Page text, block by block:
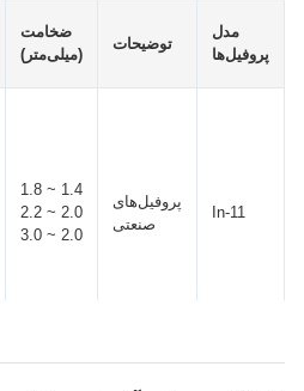
مدل
پروفیل‌ها
توضیحات
ضخامت
(میلی‌متر)
In-11
پروفیل‌های
صنعتی
1.4 ~ 1.8
2.0 ~ 2.2
2.0 ~ 3.0